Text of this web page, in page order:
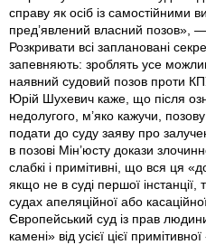
справу як осіб із самостійними
пред’явлений власний позов»,
Розкривати всі заплановані
запевняють: зроблять усе
наявний судовий позов проти
Юрій Шухевич каже, що після
недолугого, м’яко кажучи,
подати до суду заяву про
в позові Мін’юсту докази
слабкі і примітивні, що вся ця
якщо не в суді першої
судах апеляційної або
Європейський суд із прав
камені» від усієї цієї